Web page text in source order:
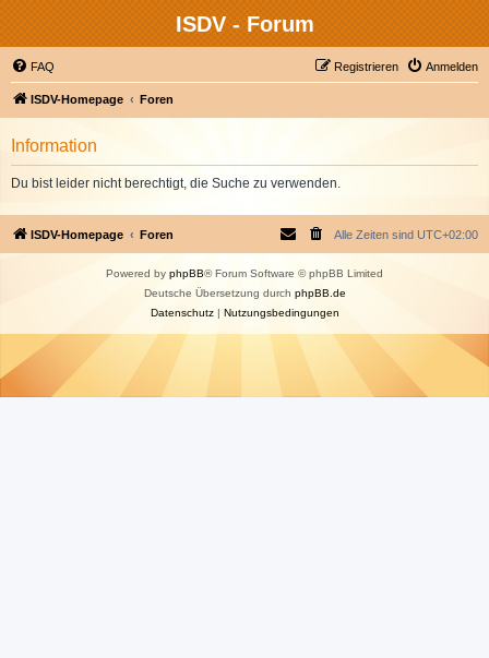
ISDV - Forum
FAQ Anmelden
Registrieren
ISDV-Homepage Foren
Information
Du bist leider nicht berechtigt, die Suche zu verwenden.
ISDV-Homepage Foren Alle Zeiten sind UTC+02:00
Powered by phpBB® Forum Software © phpBB Limited
Deutsche Übersetzung durch phpBB.de
Datenschutz| Nutzungsbedingungen